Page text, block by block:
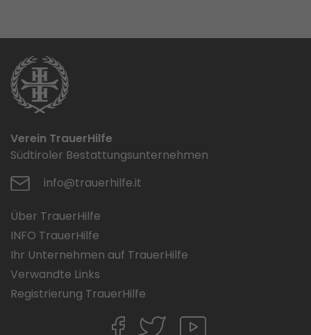
Verein TrauerHilfe
Südtiroler Bestattungsunternehmen
info@trauerhilfe.it
Über TrauerHilfe
INFO TrauerHilfe
Ihr Unternehmen auf TrauerHilfe
Verwandte Links
Registrierung TrauerHilfe